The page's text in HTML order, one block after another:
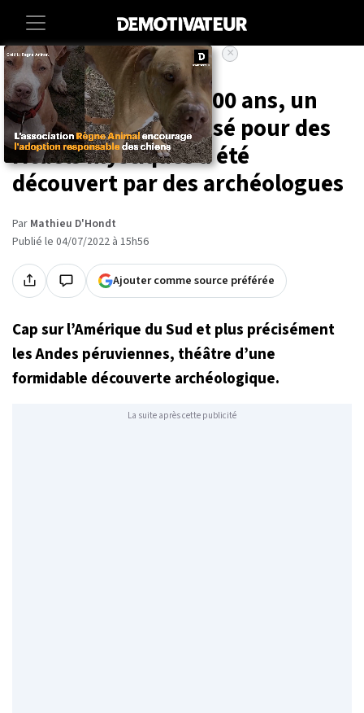
Accueil Sciences
Pérou : vieux de 3 000 ans, un
passage secret utilisé pour des
rituels mystiques a été
découvert par des archéologues
Par Mathieu D'Hondt
Publié le 04/07/2022 à 15h56
Ajouter comme source préférée
Cap sur l’Amérique du Sud et plus précisément
les Andes péruviennes, théâtre d’une
formidable découverte archéologique.
La suite après cette publicité
×